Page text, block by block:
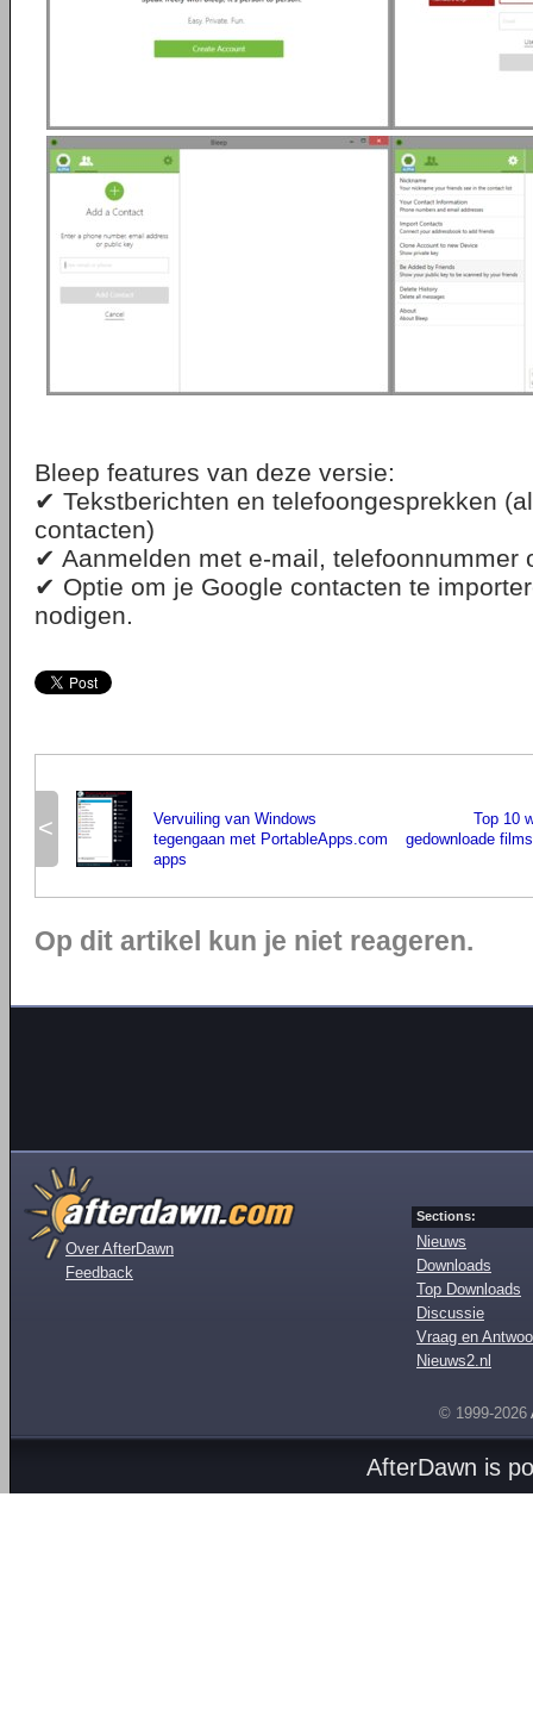
Bleep features van deze versie:
✔ Tekstberichten en telefoongesprekken
contacten)
✔ Aanmelden met e-mail, telefoonnummer
✔ Optie om je Google contacten te
nodigen.
<
Vervuiling van Windows
tegengaan met PortableApps.com
apps
Top 10
gedownloade
Op dit artikel kun je niet reageren.
Over AfterDawn
Feedback
Sections:
Nieuws
Downloads
Top Downloads
Discussie
Vraag en
Nieuws2.nl
© 1999-2026
AfterDawn is